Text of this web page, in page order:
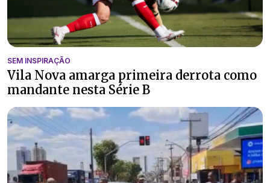
SEM INSPIRAÇÃO
Vila Nova amarga primeira derrota como
mandante nesta Série B